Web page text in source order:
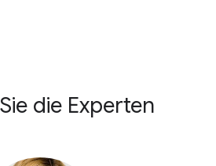
die Experten